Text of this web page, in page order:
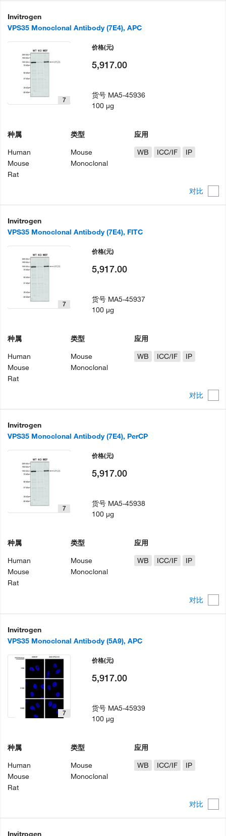
Invitrogen
VPS35 Monoclonal Antibody (7E4), APC
对比
7
种属
Human
Mouse
Rat
类型
Mouse
Monoclonal
应用
WB
ICC/IF IP
价格(元)
5,917.00
货号 MA5-45936
100 µg
Invitrogen
VPS35 Monoclonal Antibody (7E4), FITC
对比
7
种属
Human
Mouse
Rat
类型
Mouse
Monoclonal
应用
WB
ICC/IF IP
价格(元)
5,917.00
货号 MA5-45937
100 µg
Invitrogen
VPS35 Monoclonal Antibody (7E4), PerCP
对比
7
种属
Human
Mouse
Rat
类型
Mouse
Monoclonal
应用
WB
ICC/IF IP
价格(元)
5,917.00
货号 MA5-45938
100 µg
Invitrogen
VPS35 Monoclonal Antibody (5A9), APC
对比
7
种属
Human
Mouse
Rat
类型
Mouse
Monoclonal
应用
WB
ICC/IF IP
价格(元)
5,917.00
货号 MA5-45939
100 µg
Invitrogen